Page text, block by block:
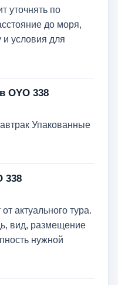
уточнять по
до моря,
и условия для
OYO 338
Упакованные
338
актуального тура.
вид, размещение
нужной